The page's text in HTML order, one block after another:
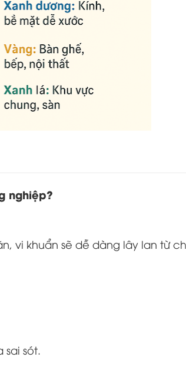
nghiệp?
vi khuẩn sẽ dễ dàng lây lan từ
sai sót.